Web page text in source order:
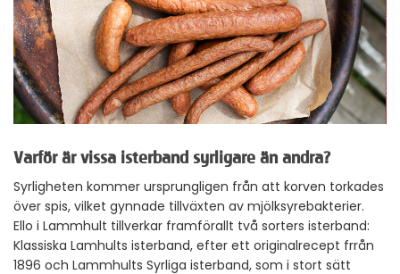
Varför är vissa isterband syrligare än andra?
Syrligheten kommer ursprungligen från att korven torkades
över spis, vilket gynnade tillväxten av mjölksyrebakterier.
Ello i Lammhult tillverkar framförallt två sorters isterband:
Klassiska Lamhults isterband, efter ett originalrecept frrån
1896 och Lammhults Syrliga isterband, som i stort sätt